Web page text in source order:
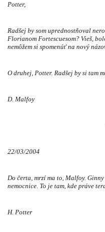
Potter,
Radšej by som uprednostňoval
Florianom Fortescuesom? Vieš,
nemôžem si spomenúť na nový
O druhej, Potter. Radšej by si tam
D. Malfoy
22/03/2004
Do čerta, mrzí ma to, Malfoy.
nemocnice. To je tam, kde práve
H. Potter